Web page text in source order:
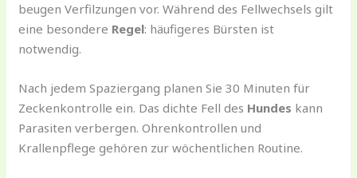
beugen Verfilzungen vor. Während des Fellwechsels gilt
eine besondere Regel: häufigeres Bürsten ist
notwendig.
Nach jedem Spaziergang planen Sie 30 Minuten für
Zeckenkontrolle ein. Das dichte Fell des Hundes kann
Parasiten verbergen. Ohrenkontrollen und
Krallenpflege gehören zur wöchentlichen Routine.